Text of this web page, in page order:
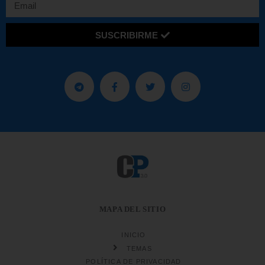
SUSCRIBIRME
MAPA DEL SITIO
INICIO
TEMAS
POLÍTICA DE PRIVACIDAD